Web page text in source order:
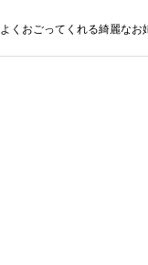
よくおごってくれる綺麗なお